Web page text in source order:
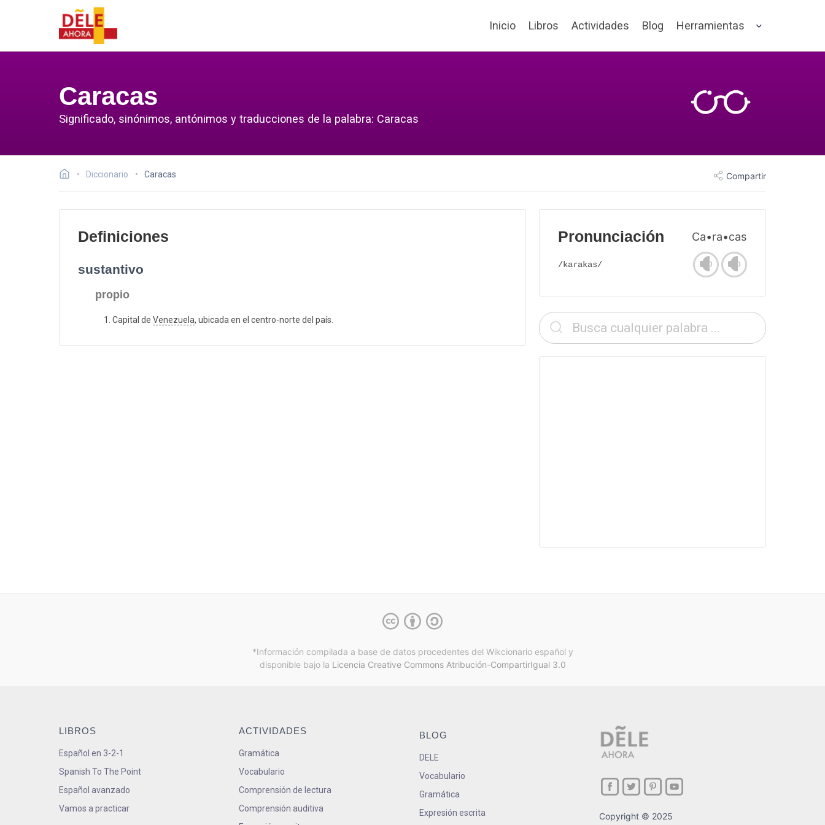
Inicio Libros Actividades Blog Herramientas
Caracas
Significado, sinónimos, antónimos y traducciones de la palabra: Caracas
Diccionario Caracas Compartir
Definiciones
sustantivo
propio
Capital de Venezuela, ubicada en el centro-norte del país.
Pronunciación Ca•ra•cas
/kaɾakas/
*Información compilada a base de datos procedentes del Wikcionario español y
disponible bajo la Licencia Creative Commons Atribución-CompartirIgual 3.0
LIBROS
Español en 3-2-1
Spanish To The Point
Español avanzado
Vamos a practicar
ACTIVIDADES
Gramática
Vocabulario
Comprensión de lectura
Comprensión auditiva
BLOG
DELE
Vocabulario
Gramática
Expresión escrita
Copyright © 2025